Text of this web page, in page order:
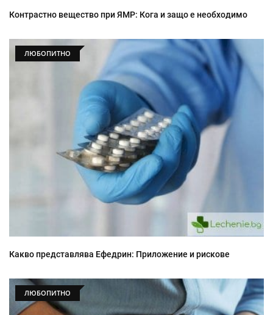
Контрастно вещество при ЯМР: Кога и защо е необходимо
ЛЮБОПИТНО
Какво представлява Ефедрин: Приложение и рискове
ЛЮБОПИТНО